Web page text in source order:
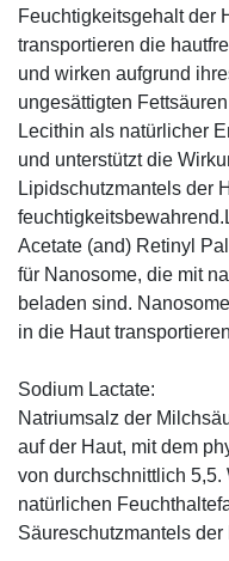
Feuchtigkeitsgehalt der
transportieren die
und wirken aufgrund
ungesättigten
Lecithin als natürlicher
und unterstützt die
Lipidschutzmantels der
Acetate (and) Retinyl
für Nanosome, die mit
beladen sind.
in die Haut
Sodium Lactate:
Natriumsalz der
auf der Haut, mit dem
von durchschnittlich
natürlichen
Säureschutzmantels der